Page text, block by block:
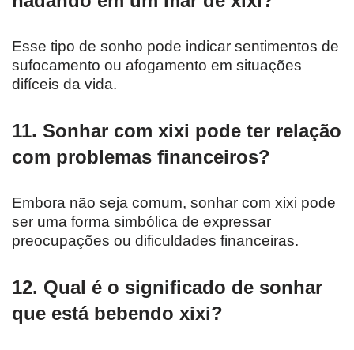
Esse tipo de sonho pode indicar sentimentos de
sufocamento ou afogamento em situações
difíceis da vida.
11. Sonhar com xixi pode ter relação
com problemas financeiros?
Embora não seja comum, sonhar com xixi pode
ser uma forma simbólica de expressar
preocupações ou dificuldades financeiras.
12. Qual é o significado de sonhar
que está bebendo xixi?